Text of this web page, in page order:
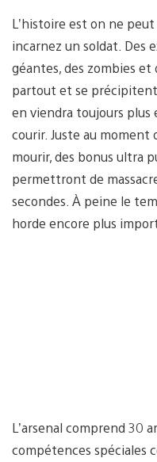
L’histoire est on ne
incarnez un soldat. Des
géantes, des zombies
partout et se précipitent
en viendra toujours plus
courir. Juste au moment
mourir, des bonus ultra
permettront de
secondes. À peine le
horde encore plus
L’arsenal comprend 30
compétences spéciales